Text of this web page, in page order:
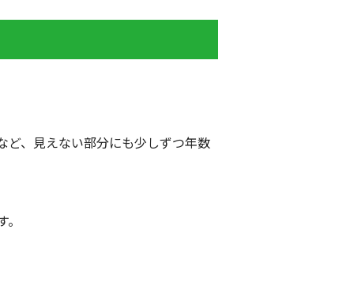
ど、見えない部分にも少しずつ年数